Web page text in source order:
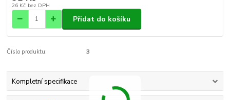
26 Kč bez DPH
Přidat do košíku
Číslo produktu: 3
Kompletní specifikace